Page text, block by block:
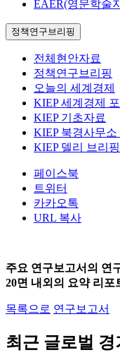
EAER(영문학술
정책연구브리핑
전체현안자료
정책연구브리핑
오늘의 세계경제
KIEP 세계경제
KIEP 기초자료
KIEP 북경사무소
KIEP 델리 브리핑
페이스북
트위터
카카오톡
URL 복사
주요 연구보고서의 연
20면 내외의 요약 리포
목록으로 연구보고서
최근 글로벌